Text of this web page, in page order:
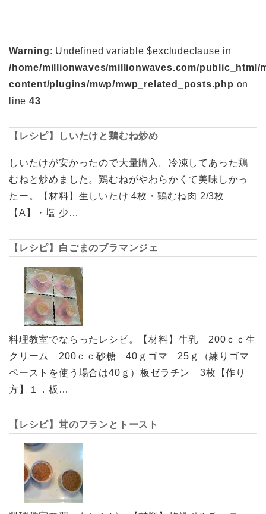
Warning: Undefined variable $excludeclause in
/home/millionwaves/millionwaves.com/public_html/
content/plugins/mwp/mwp_related_posts.php on
line 43
【レシピ】しいたけと鶏むね炒め
しいたけが安かったので大量購入。冷凍してあった鶏
むねと炒めました。鶏むねがやわらかくて美味しかっ
たー。【材料】生しいたけ 4枚・鶏むね肉 2/3枚
【A】・塩 少…
【レシピ】白ごまのブラマンジェ
料理教室でならったレシピ。【材料】牛乳 200ｃｃ生
クリーム 200ｃｃ砂糖 40ｇゴマ 25ｇ（練りゴマ
ペーストを使う場合は40ｇ）板ゼラチン 3枚【作り
方】１．板…
【レシピ】茸のフランとトースト